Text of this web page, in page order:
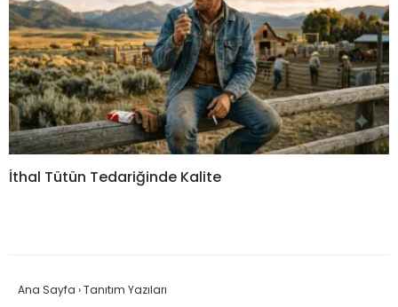
İthal Tütün Tedariğinde Kalite
Ana Sayfa ›Tanıtım Yazıları